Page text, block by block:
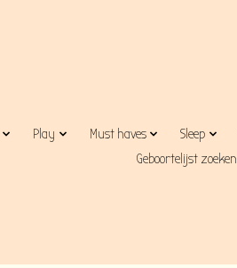
Play Must haves Sleep
Geboortelijst zoeken